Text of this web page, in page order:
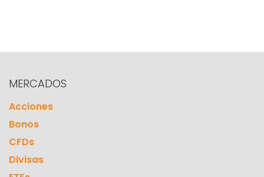
MERCADOS
Acciones
Bonos
CFDs
Divisas